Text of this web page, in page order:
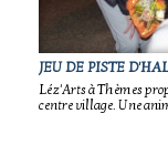
JEU DE PISTE
Léz'Arts à Thèmes
centre village. Une